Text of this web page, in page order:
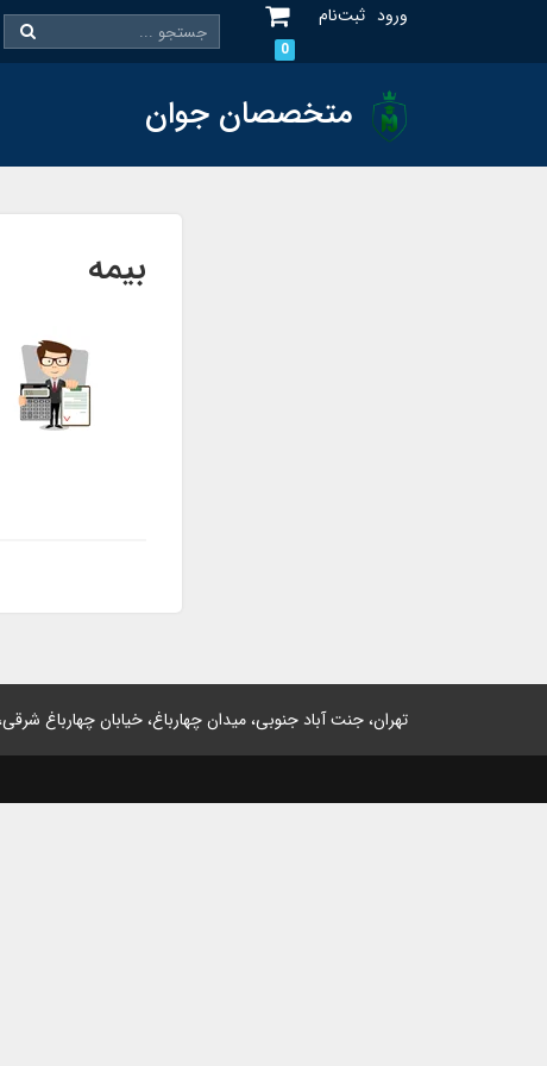
ورود ثبت‌نام
0
متخصصان جوان
بیمه
تهران، جنت آباد جنوبی، میدان چهارباغ، خیابان چهارباغ شرقی، پلاک